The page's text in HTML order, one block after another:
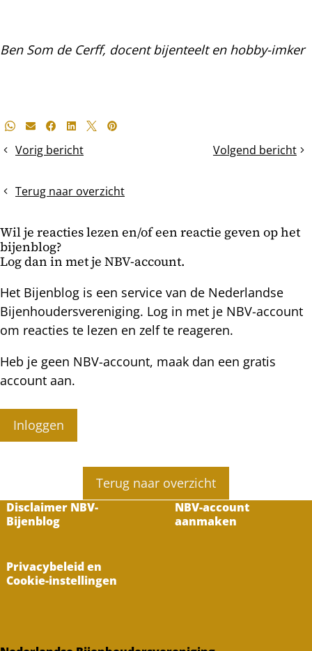
Ben Som de Cerff, docent bijenteelt en hobby-imker
Deel
bericht
Whatsapp
E-mailFacebook
LinkedIn
X Pinterest
Vorig bericht
De
Volgend bericht
De
Terug naar overzicht
Wil je reacties lezen en/of een reactie geven op het
bijenblog?
Log dan in met je NBV-account.
Het Bijenblog is een service van de Nederlandse
Bijenhoudersvereniging. Log in met je NBV-account
om reacties te lezen en zelf te reageren.
Heb je geen NBV-account, maak dan een gratis
account aan.
Inloggen
Terug naar overzicht
Disclaimer NBV-
Bijenblog
NBV-account
aanmaken
Privacybeleid en
Cookie-instellingen